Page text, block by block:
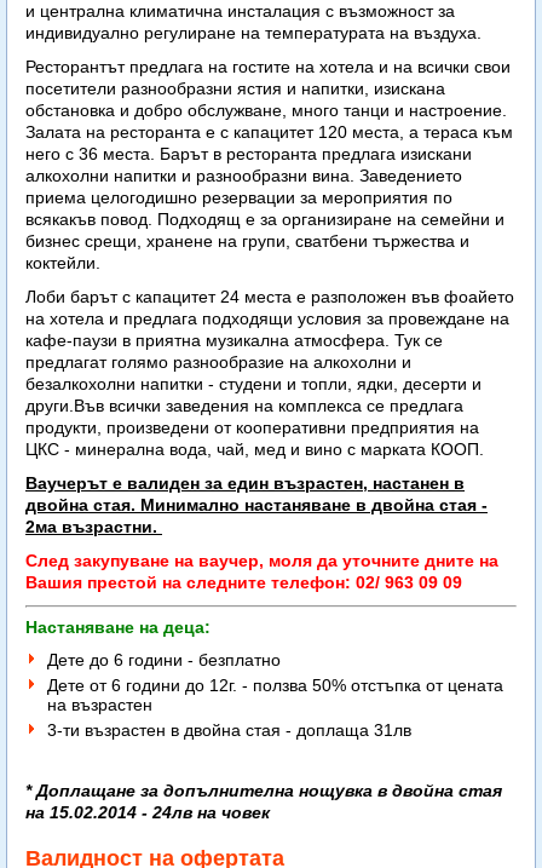
и централна климатична инсталация с възможност за
индивидуално регулиране на температурата на въздуха.
Ресторантът предлага на гостите на хотела и на всички свои
посетители разнообразни ястия и напитки, изискана
обстановка и добро обслужване, много танци и настроение.
Залата на ресторанта е с капацитет 120 места, а тераса към
него с 36 места. Барът в ресторанта предлага изискани
алкохолни напитки и разнообразни вина. Заведението
приема целогодишно резервации за мероприятия по
всякакъв повод. Подходящ е за организиране на семейни и
бизнес срещи, хранене на групи, сватбени тържества и
коктейли.
Лоби барът с капацитет 24 места е разположен във фоайето
на хотела и предлага подходящи условия за провеждане на
кафе-паузи в приятна музикална атмосфера. Тук се
предлагат голямо разнообразие на алкохолни и
безалкохолни напитки - студени и топли, ядки, десерти и
други.Във всички заведения на комплекса се предлага
продукти, произведени от кооперативни предприятия на
ЦКС - минерална вода, чай, мед и вино с марката КООП.
Ваучерът е валиден за един възрастен, настанен в
двойна стая. Минимално настаняване в двойна стая -
2ма възрастни.
След закупуване на ваучер, моля да уточните дните на
Вашия престой на следните телефон: 02/ 963 09 09
Настаняване на деца:
Дете до 6 години - безплатно
Дете от 6 години до 12г. - ползва 50% отстъпка от цената
на възрастен
3-ти възрастен в двойна стая - доплаща 31лв
* Доплащане за допълнителна нощувка в двойна стая
на 15.02.2014 - 24лв на човек
Валидност на офертата